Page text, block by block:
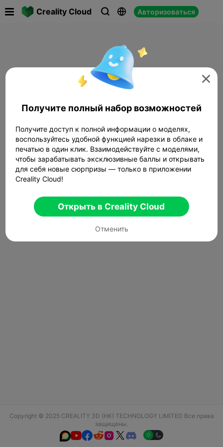
Creality Cloud   Авторизоваться
Copyright © 2025 CREALITY 3D (HK) TECHNOLOGY LIMITED Все права
защищены.
  

Получите полный набор возможностей
Получите доступ к полной информации о моделях,
воспользуйтесь удобной функцией нарезки в облаке и
печатью в один клик. Взаимодействуйте с моделями,
чтобы зарабатывать эксклюзивные баллы и открывать
для себя новые сюрпризы — только в приложении
Creality Cloud!
Открыть в Creality Cloud
Отменить